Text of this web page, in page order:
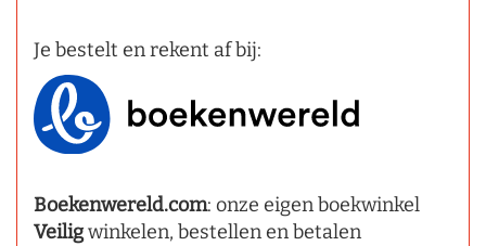
Je bestelt en rekent af bij:
Boekenwereld.com: onze eigen boekwinkel
Veiligwinkelen, bestellen en betalen